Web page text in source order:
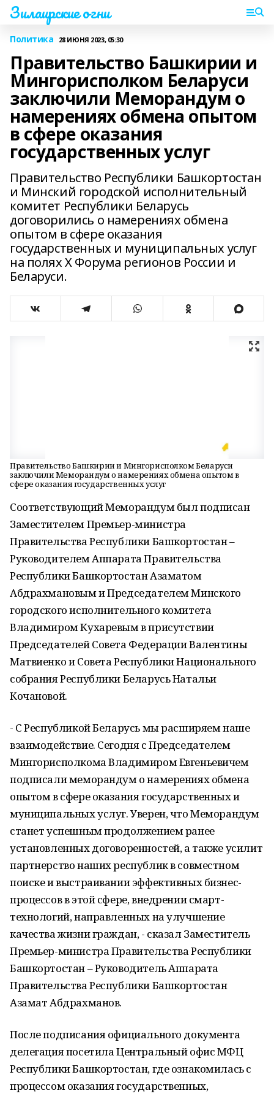
Зилаирские огни
Политика 28 ИЮНЯ 2023, 05:30
Правительство Башкирии и
Мингорисполком Беларуси
заключили Меморандум о
намерениях обмена опытом
в сфере оказания
государственных услуг
Правительство Республики Башкортостан
и Минский городской исполнительный
комитет Республики Беларусь
договорились о намерениях обмена
опытом в сфере оказания
государственных и муниципальных услуг
на полях Х Форума регионов России и
Беларуси.
Правительство Башкирии и Мингорисполком Беларуси
заключили Меморандум о намерениях обмена опытом в
сфере оказания государственных услуг
Соответствующий Меморандум был подписан
Заместителем Премьер-министра
Правительства Республики Башкортостан –
Руководителем Аппарата Правительства
Республики Башкортостан Азаматом
Абдрахмановым и Председателем Минского
городского исполнительного комитета
Владимиром Кухаревым в присутствии
Председателей Совета Федерации Валентины
Матвиенко и Совета Республики Национального
собрания Республики Беларусь Натальи
Кочановой.
- С Республикой Беларусь мы расширяем наше
взаимодействие. Сегодня с Председателем
Мингорисполкома Владимиром Евгеньевичем
подписали меморандум о намерениях обмена
опытом в сфере оказания государственных и
муниципальных услуг. Уверен, что Меморандум
станет успешным продолжением ранее
установленных договоренностей, а также усилит
партнерство наших республик в совместном
поиске и выстраивании эффективных бизнес-
процессов в этой сфере, внедрении смарт-
технологий, направленных на улучшение
качества жизни граждан, - сказал Заместитель
Премьер-министра Правительства Республики
Башкортостан – Руководитель Аппарата
Правительства Республики Башкортостан
Азамат Абдрахманов.
После подписания официального документа
делегация посетила Центральный офис МФЦ
Республики Башкортостан, где ознакомилась с
процессом оказания государственных,